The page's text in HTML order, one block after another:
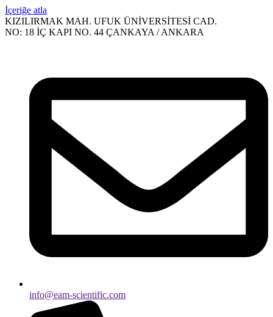
İçeriğe atla
KIZILIRMAK MAH. UFUK ÜNİVERSİTESİ CAD.
NO: 18 İÇ KAPI NO. 44 ÇANKAYA / ANKARA
info@eam-scientific.com